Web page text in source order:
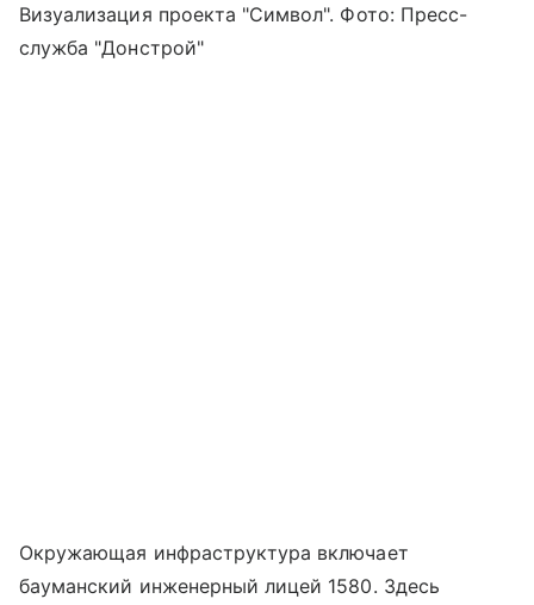
Визуализация проекта "Символ". Фото: Пресс-
служба "Донстрой"
Окружающая инфраструктура включает
бауманский инженерный лицей 1580. Здесь